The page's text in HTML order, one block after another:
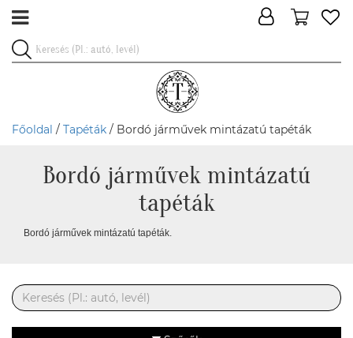
Főoldal / Tapéták / Bordó járművek mintázatú tapéták
Bordó járművek mintázatú
tapéták
Bordó járművek mintázatú tapéták.